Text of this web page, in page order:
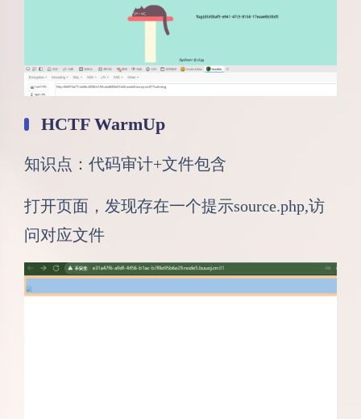
HCTF WarmUp
知识点：代码审计+文件包含
打开页面，发现存在一个提示source.php,访
问对应文件